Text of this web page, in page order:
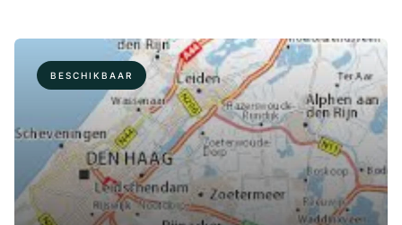
BESCHIKBAAR